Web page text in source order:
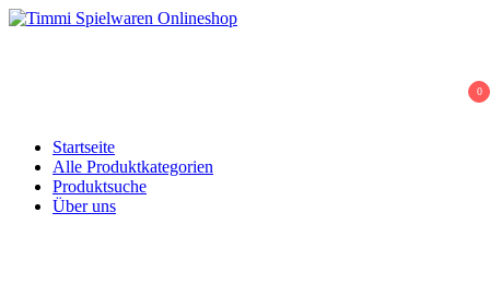
Skip
0
Startseite
Alle Produktkategorien
Produktsuche
Über uns